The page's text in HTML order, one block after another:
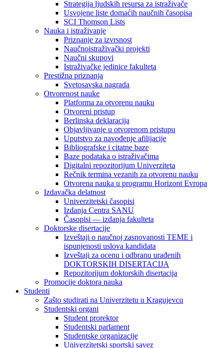
Strategija ljudskih resursa za istraživače
Usvojene liste domaćih naučnih časopisa
SCI Thomson Lists
Nauka i istraživanje
Priznanje za izvrsnost
Naučnoistraživački projekti
Naučni skupovi
Istraživačke jedinice fakulteta
Prestižna priznanja
Svetosavska nagrada
Otvorenost nauke
Platforma za otvorenu nauku
Otvoreni pristup
Berlinska deklaracija
Objavljivanje u otvorenom pristupu
Uputstvo za navođenje afilijacije
Bibliografske i citatne baze
Baze podataka o istraživačima
Digitalni repozitorijum Univerziteta
Rečnik termina vezanih za otvorenu nauku
Otvorena nauka u programu Horizont Evropa
Izdavačka delatnost
Univerzitetski časopisi
Izdanja Centra SANU
Časopisi — izdanja fakulteta
Doktorske disertacije
Izveštaji o naučnoj zasnovanosti TEME i
ispunjenosti uslova kandidata
Izveštaji za ocenu i odbranu urađenih
DOKTORSKIH DISERTACIJA
Repozitorijum doktorskih disertacija
Promocije doktora nauka
Studenti
Zašto studirati na Univerzitetu u Kragujevcu
Studentski organi
Student prorektor
Studentski parlament
Studentske organizacije
Univerzitetski sportski savez